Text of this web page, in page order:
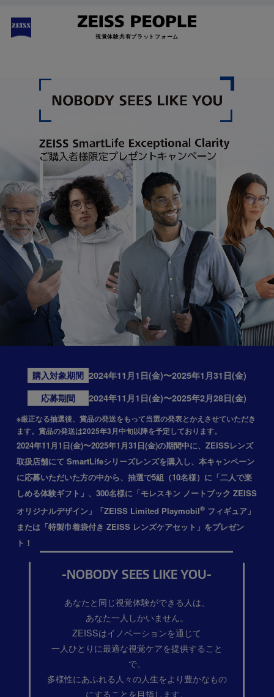
視覚体験共有プラットフォーム
2024年11月1日(金)〜2025年1月31日(金)の期間中に、ZEISSレンズ
取扱店舗にて SmartLifeシリーズレンズを購入し、本キャンペーン
に応募いただいた方の中から、 抽選で5組（10名様）に「二人で楽
しめる体験ギフト」 、 300名様に「モレスキン ノートブック ZEISS
オリジナルデザイン」
「ZEISS Limited Playmobil®フィギュア」
または 「特製巾着袋付き ZEISS レンズケアセット」 をプレゼン
ト！
-NOBODY SEES LIKE YOU-
あなたと同じ視覚体験ができる人は、
あなた一人しかいません。
ZEISSはイノベーションを通じて
一人ひとりに最適な視覚ケアを提供すること
で、
多様性にあふれる人々の人生をより豊かなもの
にすることを目指します。
購入対象期間 2024年11月1日(金)〜2025年1月31日(金)
応募期間
2024年11月1日(金)〜2025年2月28日(金)
※厳正なる抽選後、賞品の発送をもって当選の発表とかえさせていただき
ます。賞品の発送は2025年3月中旬以降を予定しております。